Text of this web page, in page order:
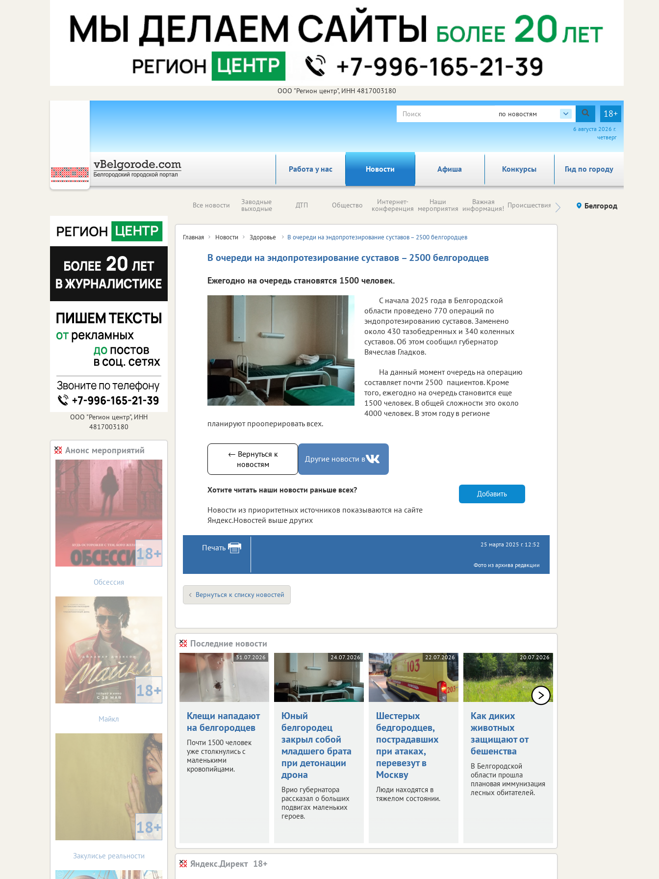
ООО "Регион центр", ИНН 4817003180
по новостям 18+
6 августа 2026 г.
четверг
Работа у нас Новости Афиша Гид по городу
Конкурсы
Все новости Заводные
выходные ДТП Общество Интернет-
конференция
Наши
мероприятия
Важная
информация! Происшествия Здоровье компаний (на
правах
Белгород
Главная Новости Здоровье В очереди на эндопротезирование суставов – 2500 белгородцев
В очереди на эндопротезирование суставов – 2500 белгородцев
Ежегодно на очередь становятся 1500 человек.
С начала 2025 года в Белгородской
области проведено 770 операций по
эндопротезированию суставов. Заменено
около 430 тазобедренных и 340 коленных
суставов. Об этом сообщил губернатор
Вячеслав Гладков.
На данный момент очередь на операцию
составляет почти 2500 пациентов. Кроме
того, ежегодно на очередь становится еще
1500 человек. В общей сложности это около
4000 человек. В этом году в регионе
планируют прооперировать всех.
← Вернуться к
новостям
Другие новости в
Хотите читать наши новости раньше всех?
Новости из приоритетных источников показываются на сайте
Яндекс.Новостей выше других
Добавить
Печать 25 марта 2025 г. 12:52
Фото из архива редакции
Вернуться к списку новостей
Последние новости
31.07.2026
Клещи нападают
на белгородцев
Почти 1500 человек
уже столкнулись с
маленькими
кровопийцами.
24.07.2026
Юный
белгородец
закрыл собой
младшего брата
при детонации
дрона
Врио губернатора
рассказал о больших
подвигах маленьких
героев.
22.07.2026
Шестерых
бедгородцев,
пострадавших
при атаках,
перевезут в
Москву
Люди находятся в
тяжелом состоянии.
20.07.2026
Как диких
животных
защищают от
бешенства
В Белгородской
области прошла
плановая иммунизация
лесных обитателей.
Яндекс.Директ
ООО "Регион центр", ИНН
4817003180
Анонс мероприятий
18+
Обсессия
18+
Майкл
18+
Закулисье реальности